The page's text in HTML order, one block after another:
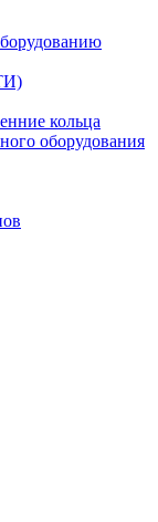
кольца
оборудования